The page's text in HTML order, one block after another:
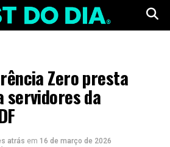
Zero presta
servidores da
atrás em 16 de março de 2026